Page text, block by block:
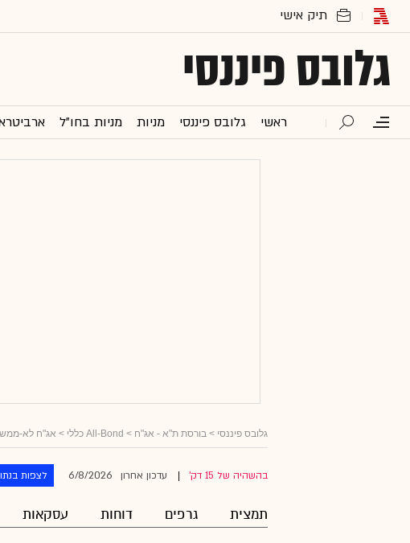
גלובס פיננסי
ראשי גלובס פיננסי מניות מניות בחו"ל
גלובס פיננסי > בורסת ת"א - אג"ח > All-Bond כללי > אג"ח לא-
בהשהיה של 15 דק' עדכון אחרון 6/8/2026 לצפות
תמצית גרפים דוחות עסקאות